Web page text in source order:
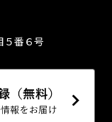
番６号